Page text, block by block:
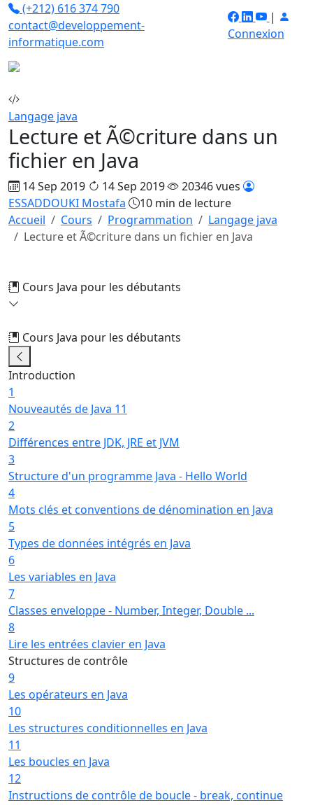
(+212) 616 374 790
contact@developpement-
informatique.com
|
Connexion
Langage java
Lecture et Ã©criture dans un
fichier en Java
14 Sep 2019 14 Sep 2019
20346 vues
ESSADDOUKI Mostafa
10 min de lecture
Accueil
Cours Programmation
Langage java
Lecture et Ã©criture dans un fichier en Java
Cours Java pour les débutants
Cours Java pour les débutants
Introduction
1
Nouveautés de Java 11
2
Différences entre JDK, JRE et JVM
3
Structure d'un programme Java - Hello World
4
Mots clés et conventions de dénomination en Java
5
Types de données intégrés en Java
6
Les variables en Java
7
Classes enveloppe - Number, Integer, Double ...
8
Lire les entrées clavier en Java
Structures de contrôle
9
Les opérateurs en Java
10
Les structures conditionnelles en Java
11
Les boucles en Java
12
Instructions de contrôle de boucle - break, continue